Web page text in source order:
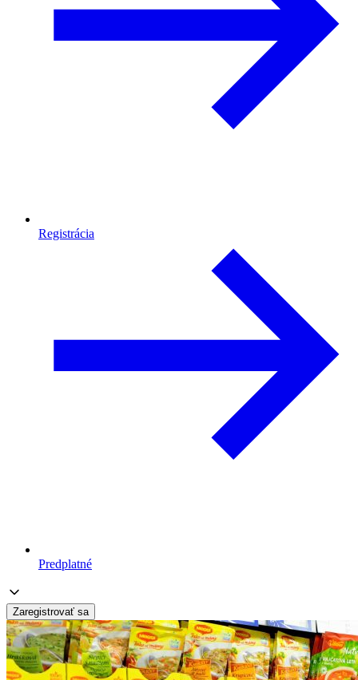
Registrácia
Predplatné
Zaregistrovať sa